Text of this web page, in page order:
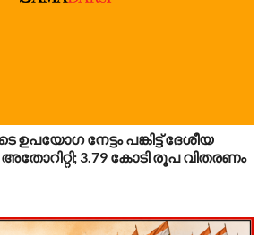
നേട്ടം പങ്കിട്ട് ദേശീയ
3.79 കോടി രൂപ വിതരണം